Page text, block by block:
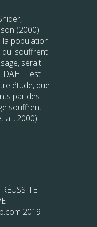
(2000)
population
qui souffrent
serait
Il est
étude, que
par des
souffrent
al., 2000).
2019